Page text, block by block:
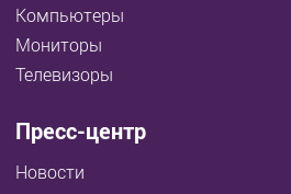
Компьютеры
Мониторы
Телевизоры
Пресс-центр
Новости